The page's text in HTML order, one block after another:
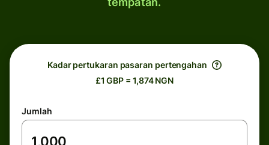
Kadar pertukaran pasaran pertengahan
£1 GBP = 1,874 NGN
Jumlah